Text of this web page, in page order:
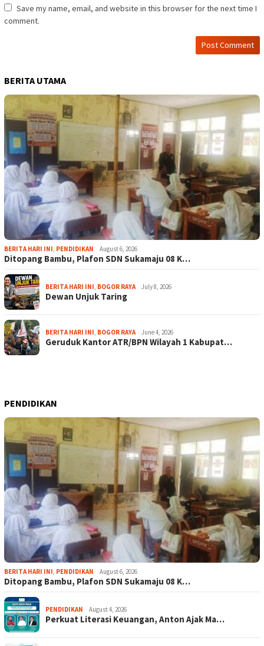
Save my name, email, and website in this browser for the next time I
comment.
BERITA UTAMA
BERITA HARI INI PENDIDIKAN August 6, 2026
Ditopang Bambu, Plafon SDN Sukamaju 08 K…
BERITA HARI INI BOGOR RAYA July 8, 2026
Dewan Unjuk Taring
BERITA HARI INI BOGOR RAYA June 4, 2026
Geruduk Kantor ATR/BPN Wilayah 1 Kabupat…
PENDIDIKAN
BERITA HARI INI PENDIDIKAN August 6, 2026
Ditopang Bambu, Plafon SDN Sukamaju 08 K…
PENDIDIKAN August 4, 2026
Perkuat Literasi Keuangan, Anton Ajak Ma…